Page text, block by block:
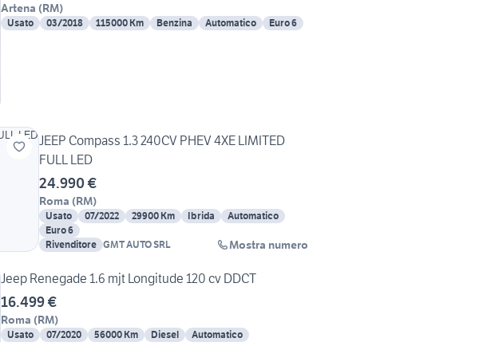
Artena (RM)
Usato 03/2018 115000 Km Benzina Automatico Euro 6
JEEP Compass 1.3 240CV PHEV 4XE LIMITED
FULL LED
24.990 €
Roma (RM)
Usato 07/2022 29900 Km Ibrida
Automatico
Euro 6
Rivenditore GMT AUTO SRL Mostra numero
Jeep Renegade 1.6 mjt Longitude 120 cv DDCT
16.499 €
Roma (RM)
Usato 07/2020 56000 Km Diesel
Automatico